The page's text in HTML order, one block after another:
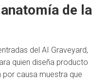
de la
del AI Graveyard,
quien diseña producto
por causa muestra que